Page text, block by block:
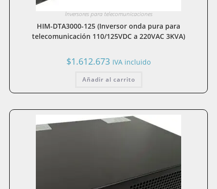
Inversores para telecomunicaciones
HIM-DTA3000-125 (Inversor onda pura para
telecomunicación 110/125VDC a 220VAC 3KVA)
$1.612.673 IVA incluido
Añadir al carrito